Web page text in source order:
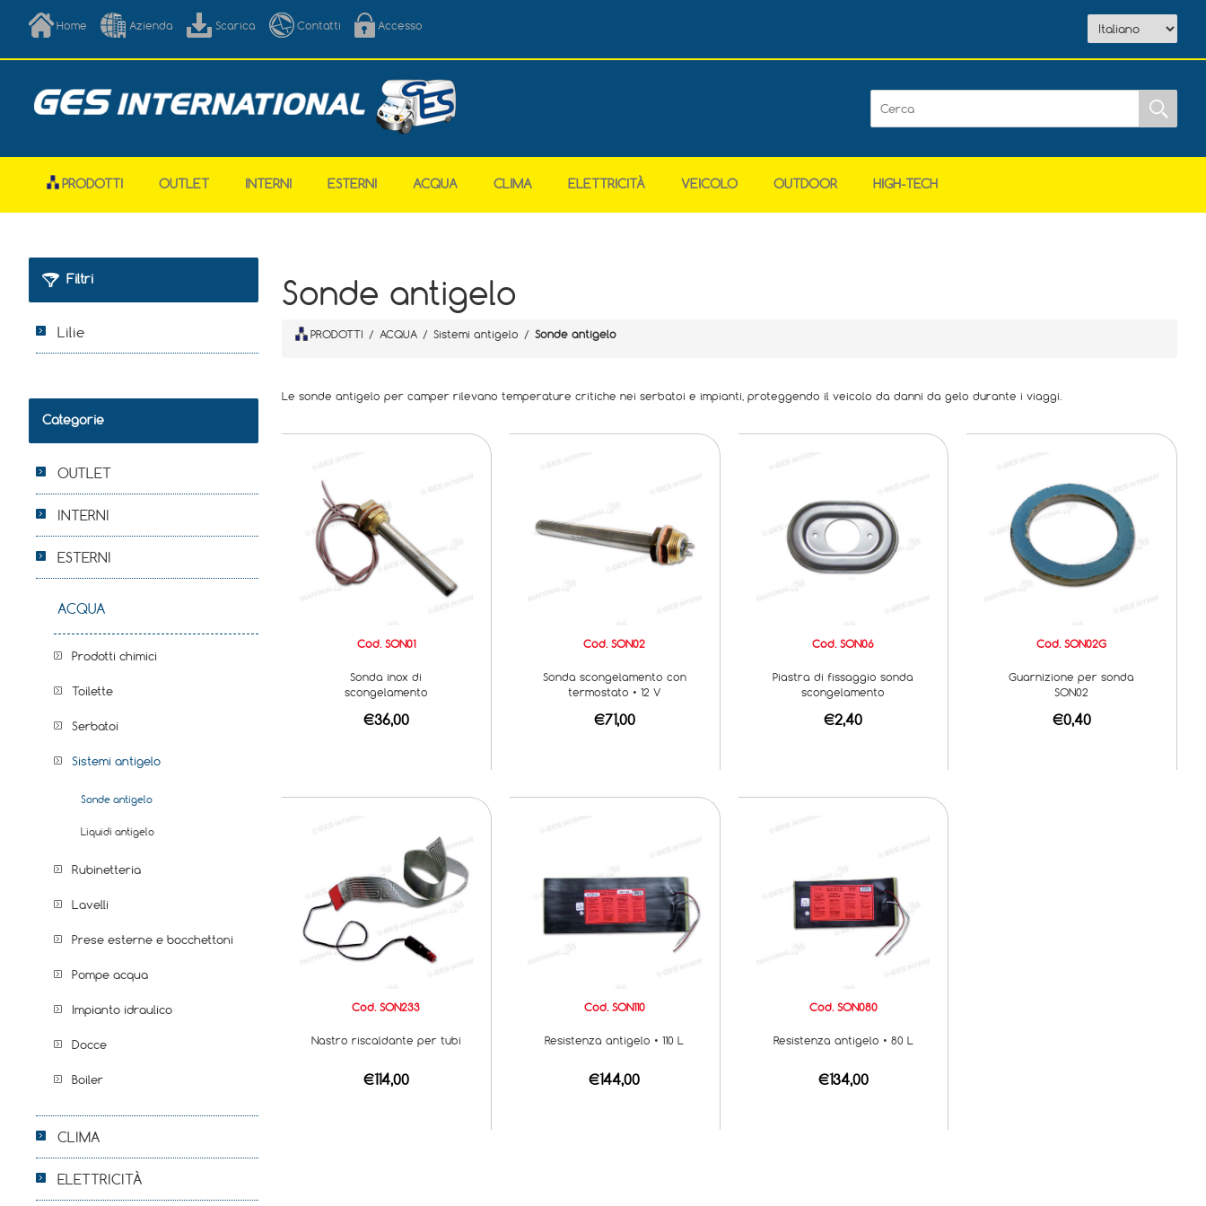
Home Azienda Scarica Contatti Accesso
PRODOTTI OUTLET INTERNI ESTERNI ACQUA CLIMA ELETTRICITÀ VEICOLO OUTDOOR HIGH-TECH
Sonde antigelo
PRODOTTI / ACQUA / Sistemi antigelo / Sonde antigelo
Le sonde antigelo per camper rilevano temperature critiche nei serbatoi e impianti, proteggendo il veicolo da danni da gelo durante i viaggi.
Cod. SON01
Sonda inox di
scongelamento
€36,00
Cod. SON02
Sonda scongelamento con
termostato • 12 V
€71,00
Cod. SON06
Piastra di fissaggio sonda
scongelamento
€2,40
Cod. SON02G
Guarnizione per sonda
SON02
€0,40
Cod. SON233
Nastro riscaldante per tubi
€114,00
Cod. SON110
Resistenza antigelo • 110 L
€144,00
Cod. SON080
Resistenza antigelo • 80 L
€134,00
Filtri
Lilie
Categorie
OUTLET
INTERNI
ESTERNI
ACQUA
Prodotti chimici
Toilette
Serbatoi
Sistemi antigelo
Sonde antigelo
Liquidi antigelo
Rubinetteria
Lavelli
Prese esterne e bocchettoni
Pompe acqua
Impianto idraulico
Docce
Boiler
CLIMA
ELETTRICITÀ